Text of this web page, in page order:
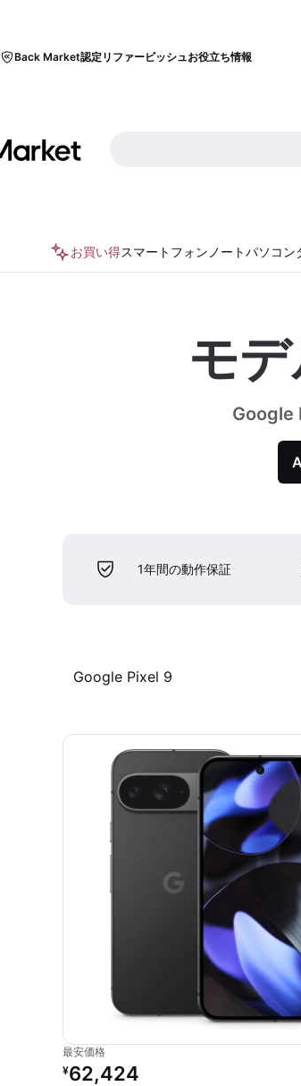
Back Market認定リファービッシュお役立ち情報
お買い得スマートフォン ノートパソコン
モ
Google
1年間の動作保証
Google Pixel 9
最安価格
リファービッシュ品の価格：
¥62,424